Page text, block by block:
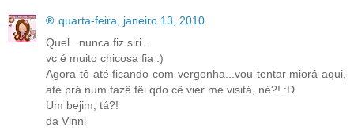
® quarta-feira, janeiro 13, 2010
Quel...nunca fiz siri...
vc é muito chicosa fia :)
Agora tô até ficando com vergonha...vou tentar miorá aqui,
até prá num fazê fêi qdo cê vier me visitá, né?! :D
Um bejim, tá?!
da Vinni